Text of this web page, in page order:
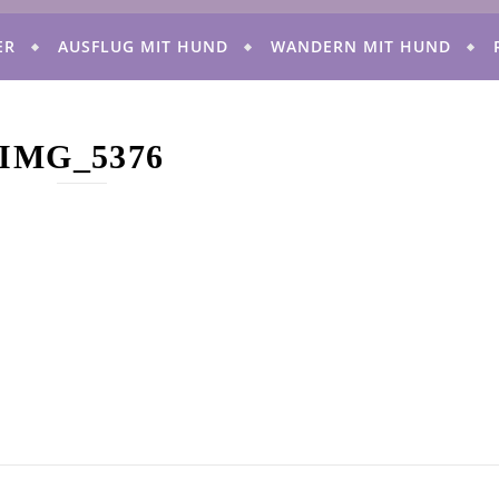
AUSFLUG MIT HUND WANDERN MIT HUND